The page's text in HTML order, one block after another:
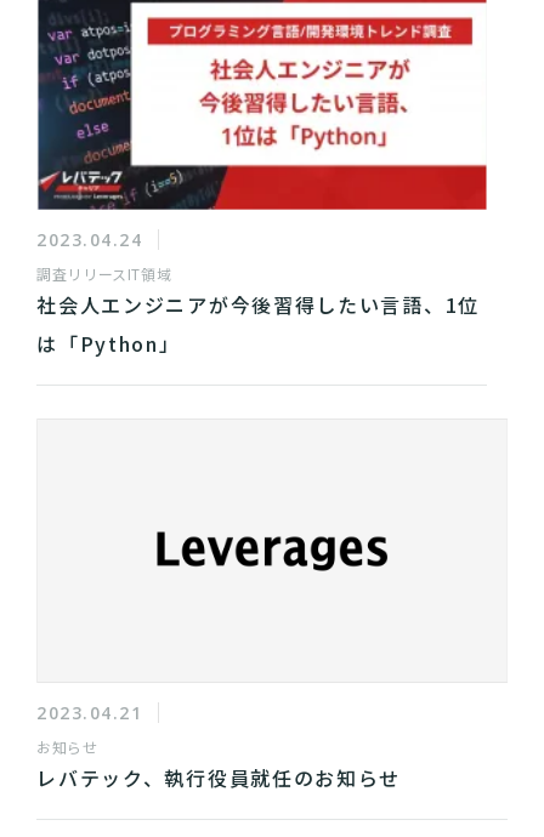
2023.04.24
調査リリース IT領域
社会人エンジニアが今後習得したい言語、1位
は「Python」
2023.04.21
お知らせ
レバテック、執行役員就任のお知らせ